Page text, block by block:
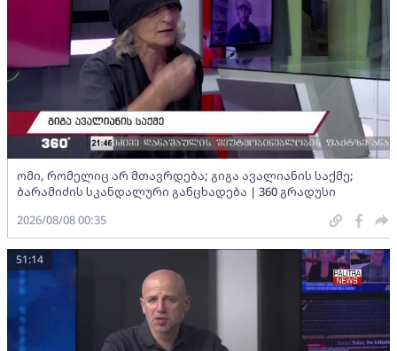
ომი, რომელიც არ მთავრდება; გიგა ავალიანის საქმე;
ბარამიძის სკანდალური განცხადება | 360 გრადუსი
2026/08/08 00:35
51:14